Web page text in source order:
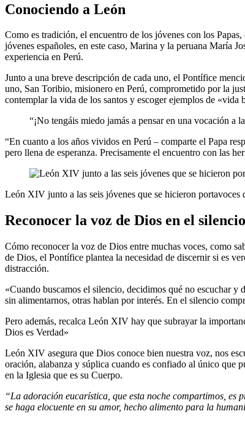
Conociendo a León
Como es tradición, el encuentro de los jóvenes con los
jóvenes españoles, en este caso, Marina y la peruana María
experiencia en Perú.
Junto a una breve descripción de cada uno, el Pontífice
uno, San Toribio, misionero en Perú, comprometido por la
contemplar la vida de los santos y escoger ejemplos de «vida
“¡No tengáis miedo jamás a pensar en una vocación a
“En cuanto a los años vividos en Perú – comparte el Papa
pero llena de esperanza. Precisamente el encuentro con las
León XIV junto a las seis jóvenes que se hicieron
Reconocer la voz de Dios en el
Cómo reconocer la voz de Dios entre muchas voces, como
de Dios, el Pontífice plantea la necesidad de discernir si es
distracción.
«Cuando buscamos el silencio, decidimos qué no escuchar y
sin alimentarnos, otras hablan por interés. En el silencio
Pero además, recalca León XIV hay que subrayar la
Dios es Verdad»
León XIV asegura que Dios conoce bien nuestra voz, nos
oración, alabanza y súplica cuando es confiado al único que
en la Iglesia que es su Cuerpo.
“La adoración eucarística, que esta noche compartimos, es
se haga elocuente en su amor, hecho alimento para la